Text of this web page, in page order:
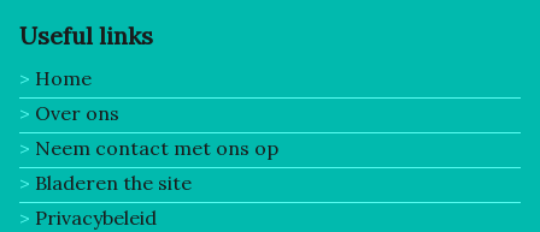
Useful links
Home
Over ons
Neem contact met ons op
Bladeren the site
Privacybeleid